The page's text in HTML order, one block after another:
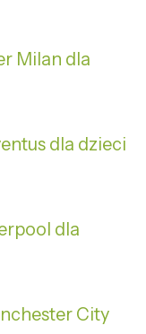
Milan dla
dla dzieci
dla
City